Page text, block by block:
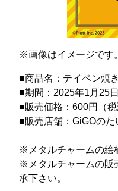
※画像はイメージです
■商品名：テイペン焼き
■期間：2025年1月25
■販売価格：600円（税
■販売店舗：GiGOの
※メタルチャームの絵
※メタルチャームの販
承下さい。